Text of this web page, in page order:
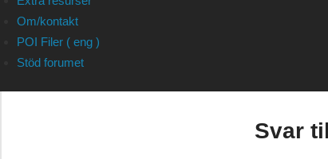
Om/kontakt
POI Filer ( eng )
Stöd forumet
Svar